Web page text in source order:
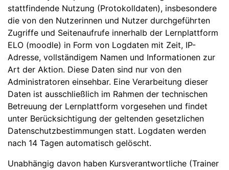
stattfindende Nutzung (Protokolldaten), insbesondere
die von den Nutzerinnen und Nutzer durchgeführten
Zugriffe und Seitenaufrufe innerhalb der Lernplattform
ELO (moodle) in Form von Logdaten mit Zeit, IP-
Adresse, vollständigem Namen und Informationen zur
Art der Aktion. Diese Daten sind nur von den
Administratoren einsehbar. Eine Verarbeitung dieser
Daten ist ausschließlich im Rahmen der technischen
Betreuung der Lernplattform vorgesehen und findet
unter Berücksichtigung der geltenden gesetzlichen
Datenschutzbestimmungen statt. Logdaten werden
nach 14 Tagen automatisch gelöscht.
Unabhängig davon haben Kursverantwortliche (Trainer